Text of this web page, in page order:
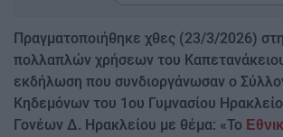
Πραγματοποιήθηκε χθες (23/3/2026)
πολλαπλών χρήσεων του
εκδήλωση που συνδιοργάνωσαν ο
Κηδεμόνων του 1ου Γυμνασίου
Γονέων Δ. Ηρακλείου με θέμα: «Το